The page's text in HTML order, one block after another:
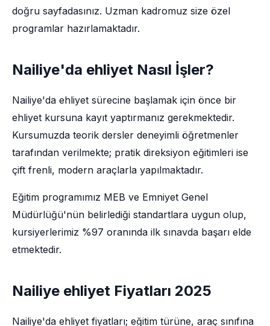
doğru sayfadasınız. Uzman kadromuz size özel
programlar hazırlamaktadır.
Nailiye'da ehliyet Nasıl İşler?
Nailiye'da ehliyet sürecine başlamak için önce bir
ehliyet kursuna kayıt yaptırmanız gerekmektedir.
Kursumuzda teorik dersler deneyimli öğretmenler
tarafından verilmekte; pratik direksiyon eğitimleri ise
çift frenli, modern araçlarla yapılmaktadır.
Eğitim programımız MEB ve Emniyet Genel
Müdürlüğü'nün belirlediği standartlara uygun olup,
kursiyerlerimiz %97 oranında ilk sınavda başarı elde
etmektedir.
Nailiye ehliyet Fiyatları 2025
Nailiye'da ehliyet fiyatları; eğitim türüne, araç sınıfına